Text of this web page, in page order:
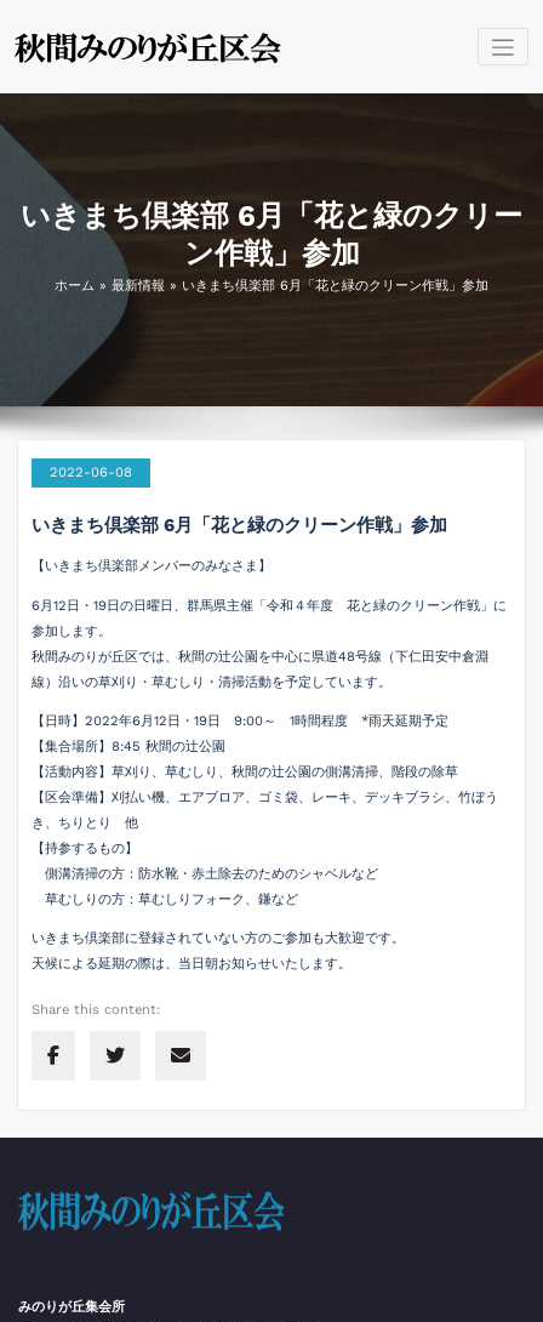
ン
秋間みのり
群馬県安中市 秋間みのり
いきまち倶楽部 6月「花と緑のクリー
ン作戦」参加
ホーム » 最新情報 » いきまち倶楽部 6月「花と緑のクリーン作戦」参加
2022-06-08
いきまち倶楽部 6月「花と緑のクリーン作戦」参加
【いきまち倶楽部メンバーのみなさま】
6月12日・19日の日曜日、群馬県主催「令和４年度 花と緑のクリーン作戦」に
参加します。
秋間みのりが丘区では、秋間の辻公園を中心に県道48号線（下仁田安中倉淵
線）沿いの草刈り・草むしり・清掃活動を予定しています。
【日時】2022年6月12日・19日 9:00～ 1時間程度 *雨天延期予定
【集合場所】8:45 秋間の辻公園
【活動内容】草刈り、草むしり、秋間の辻公園の側溝清掃、階段の除草
【区会準備】刈払い機、エアブロア、ゴミ袋、レーキ、デッキブラシ、竹ぼう
き、ちりとり 他
【持参するもの】
側溝清掃の方：防水靴・赤土除去のためのシャベルなど
草むしりの方：草むしりフォーク、鎌など
いきまち倶楽部に登録されていない方のご参加も大歓迎です。
天候による延期の際は、当日朝お知らせいたします。
Share this content:
みのりが丘集会所